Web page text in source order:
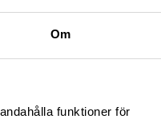
Om
funktioner för